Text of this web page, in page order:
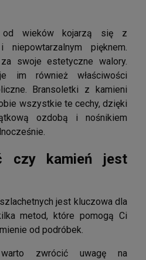
od wieków kojarzą się z
pięknem.
swoje estetyczne walory.
im również właściwości
Bransoletki z kamieni
wszystkie te cechy, dzięki
ozdobą i nośnikiem
czy kamień jest
jest kluczowa dla
metod, które pomogą Ci
od podróbek.
zwrócić uwagę na